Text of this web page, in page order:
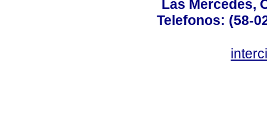
Las Mercedes,
Telefonos: (58-